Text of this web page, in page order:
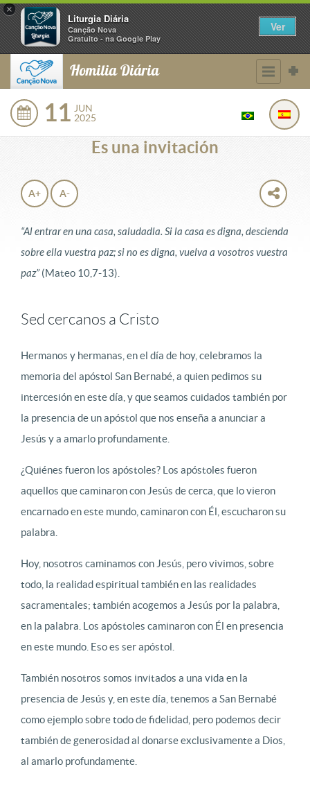
×
Liturgia Diária
Canção Nova
Gratuito - na Google Play
Ver
Homilia Diária
11 JUN
2025
Es una invitación
A+ A-
“Al entrar en una casa, saludadla. Si la casa es digna, descienda
sobre ella vuestra paz; si no es digna, vuelva a vosotros vuestra
paz”(Mateo 10,7-13).
Sed cercanos a Cristo
Hermanos y hermanas, en el día de hoy, celebramos la
memoria del apóstol San Bernabé, a quien pedimos su
intercesión en este día, y que seamos cuidados también por
la presencia de un apóstol que nos enseña a anunciar a
Jesús y a amarlo profundamente.
¿Quiénes fueron los apóstoles? Los apóstoles fueron
aquellos que caminaron con Jesús de cerca, que lo vieron
encarnado en este mundo, caminaron con Él, escucharon su
palabra.
Hoy, nosotros caminamos con Jesús, pero vivimos, sobre
todo, la realidad espiritual también en las realidades
sacramentales; también acogemos a Jesús por la palabra,
en la palabra. Los apóstoles caminaron con Él en presencia
en este mundo. Eso es ser apóstol.
También nosotros somos invitados a una vida en la
presencia de Jesús y, en este día, tenemos a San Bernabé
como ejemplo sobre todo de fidelidad, pero podemos decir
también de generosidad al donarse exclusivamente a Dios,
al amarlo profundamente.